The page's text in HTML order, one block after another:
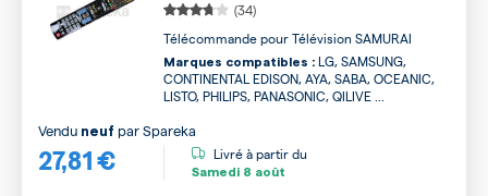
(34)
Télécommande pour Télévision SAMURAI
Marques compatibles : LG, SAMSUNG,
CONTINENTAL EDISON, AYA, SABA, OCEANIC,
LISTO, PHILIPS, PANASONIC, QILIVE ...
27,81 €
Vendu neuf parSpareka
Livré à partir du
Samedi 8 août